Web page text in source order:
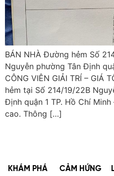
BÁN NHÀ Đường hẻm Số
Nguyễn phường Tân Định
CÔNG VIÊN GIẢI TRÍ – GIÁ
hẻm tại Số 214/19/22B
Định quận 1 TP. Hồ Chí
cao. Thông […]
KHÁM PHÁ CẢM HỨNG